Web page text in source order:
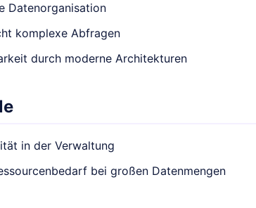
Datenorganisation
komplexe Abfragen
durch moderne Architekturen
in der Verwaltung
bei großen Datenmengen